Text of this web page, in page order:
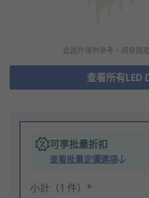
此圖片僅供參考，請參閲
查看所有LED
可享批量折扣
查看批量定價選項
小計（1 件）*